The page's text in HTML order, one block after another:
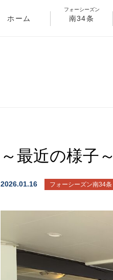
ホーム
フォーシーズン
南34条
～最近の様子～
2026.01.16 フォーシーズン南34条